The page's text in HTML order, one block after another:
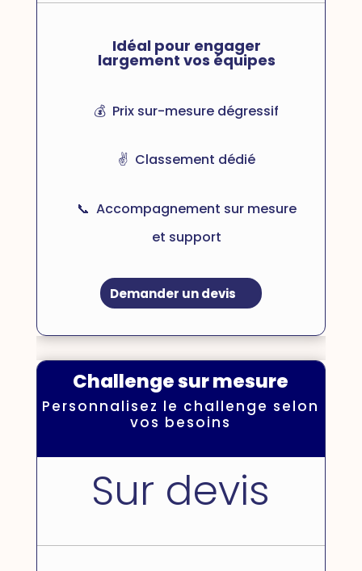
Idéal pour engager
largement vos équipes
💰 Prix sur-mesure dégressif
✌️ Classement dédié
📞 Accompagnement sur mesure
et support
Demander un devis
Challenge sur mesure
Personnalisez le challenge selon
vos besoins
Sur devis